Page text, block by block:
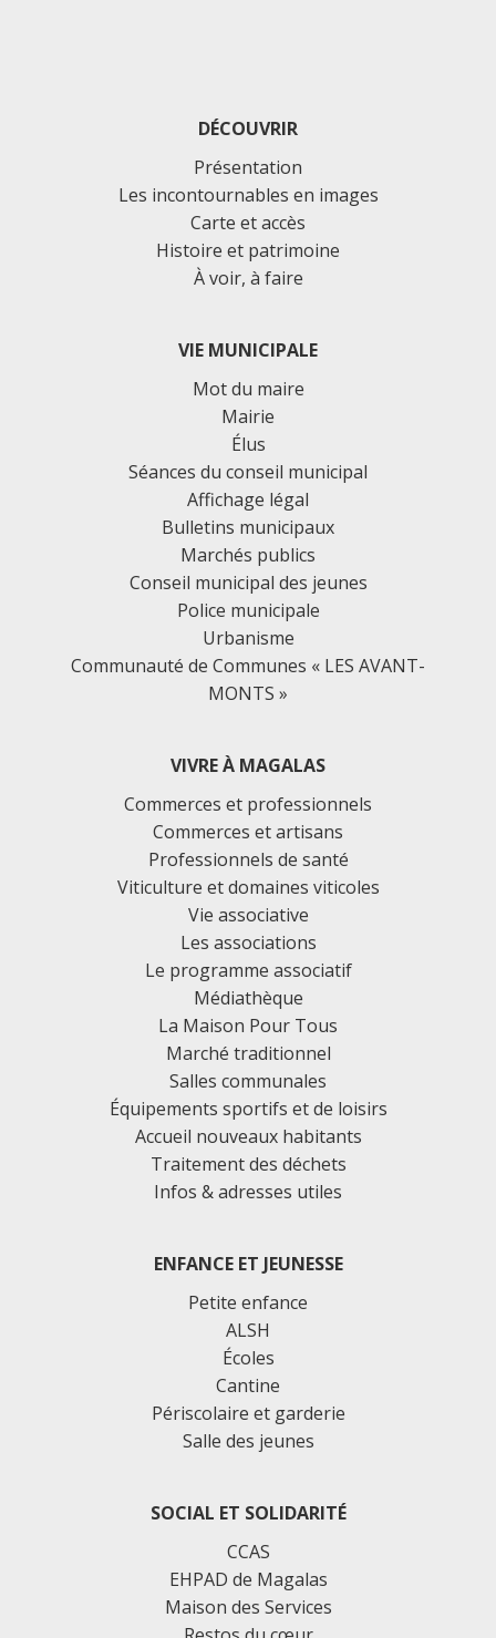
DÉCOUVRIR
Présentation
Les incontournables en images
Carte et accès
Histoire et patrimoine
À voir, à faire
VIE MUNICIPALE
Mot du maire
Mairie
Élus
Séances du conseil municipal
Affichage légal
Bulletins municipaux
Marchés publics
Conseil municipal des jeunes
Police municipale
Urbanisme
Communauté de Communes « LES AVANT-
MONTS »
VIVRE À MAGALAS
Commerces et professionnels
Commerces et artisans
Professionnels de santé
Viticulture et domaines viticoles
Vie associative
Les associations
Le programme associatif
Médiathèque
La Maison Pour Tous
Marché traditionnel
Salles communales
Équipements sportifs et de loisirs
Accueil nouveaux habitants
Traitement des déchets
Infos & adresses utiles
ENFANCE ET JEUNESSE
Petite enfance
ALSH
Écoles
Cantine
Périscolaire et garderie
Salle des jeunes
SOCIAL ET SOLIDARITÉ
CCAS
EHPAD de Magalas
Maison des Services